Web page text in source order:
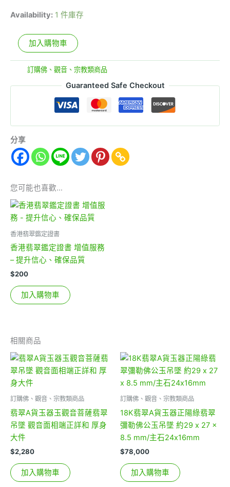
Availability: 1 件庫存
加入購物車
訂購佛、觀音、宗教類商品
Guaranteed Safe Checkout
分享
您可能也喜歡…
香港翡翠鑑定證書
香港翡翠鑑定證書 增值服務
– 提升信心、確保品質
$200
加入購物車
相關商品
訂購佛、觀音、宗教類商品
翡翠A貨玉器玉觀音菩薩翡翠
吊墜 觀音面相端正詳和 厚身
大件
$2,280
加入購物車
訂購佛、觀音、宗教類商品
18K翡翠A貨玉器正陽綠翡翠
彌勒佛公玉吊墜 約29 x 27 x
8.5 mm/主石24x16mm
$78,000
加入購物車